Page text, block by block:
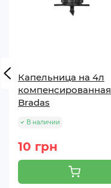
Капельница на 4л
компенсированная
Bradas
В наличии
10 грн